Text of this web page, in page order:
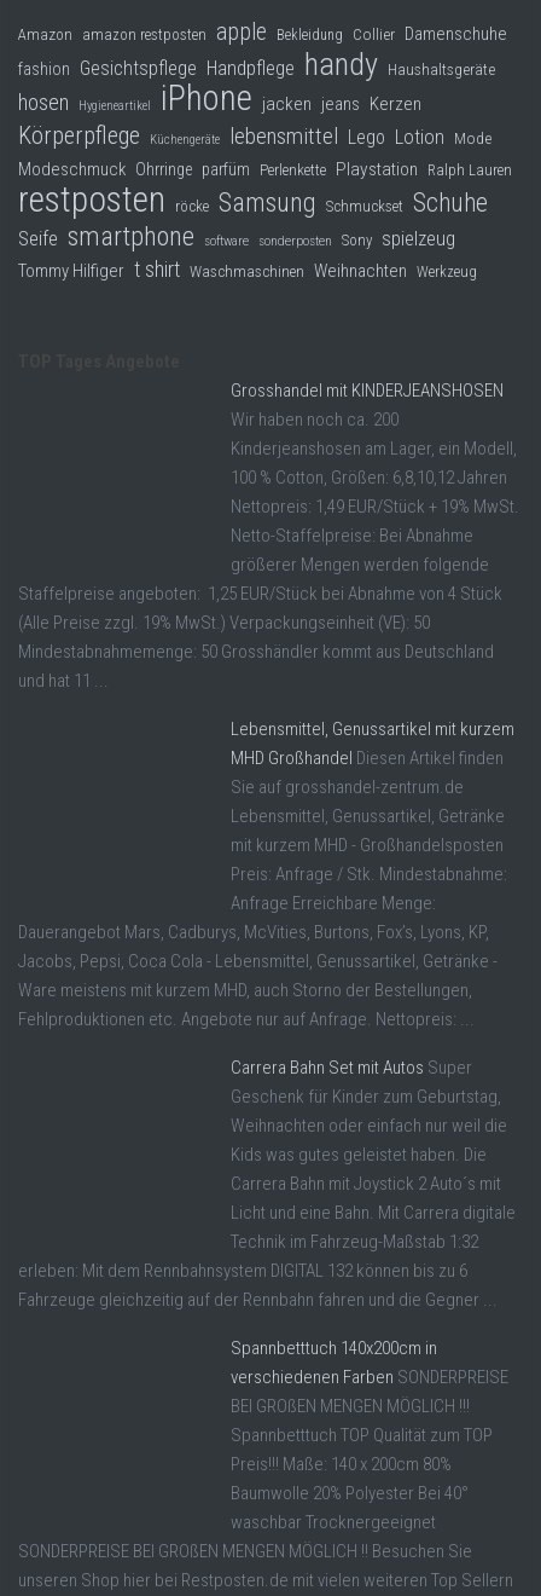
Amazon amazon restposten apple Bekleidung Collier Damenschuhe
fashion Gesichtspflege Handpflege handy Haushaltsgeräte
hosen Hygieneartikel iPhone jacken jeans Kerzen
Körperpflege Küchengeräte lebensmittel Lego Lotion Mode
Modeschmuck Ohrringe parfüm Perlenkette Playstation Ralph Lauren
restposten röcke Samsung Schmuckset Schuhe
Seife smartphone software sonderposten Sony spielzeug
Tommy Hilfiger t shirt Waschmaschinen Weihnachten Werkzeug
Grosshandel mit KINDERJEANSHOSEN
Wir haben noch ca. 200
Kinderjeanshosen am Lager, ein Modell,
100 % Cotton, Größen: 6,8,10,12 Jahren
Nettopreis: 1,49 EUR/Stück + 19% MwSt.
Netto-Staffelpreise: Bei Abnahme
größerer Mengen werden folgende
Staffelpreise angeboten: 1,25 EUR/Stück bei Abnahme von 4 Stück
(Alle Preise zzgl. 19% MwSt.) Verpackungseinheit (VE): 50
Mindestabnahmemenge: 50 Grosshändler kommt aus Deutschland
und hat 11 ...
Lebensmittel, Genussartikel mit kurzem
MHD Großhandel Diesen Artikel finden
Sie auf grosshandel-zentrum.de
Lebensmittel, Genussartikel, Getränke
mit kurzem MHD - Großhandelsposten
Preis: Anfrage / Stk. Mindestabnahme:
Anfrage Erreichbare Menge:
Dauerangebot Mars, Cadburys, McVities, Burtons, Fox’s, Lyons, KP,
Jacobs, Pepsi, Coca Cola - Lebensmittel, Genussartikel, Getränke -
Ware meistens mit kurzem MHD, auch Storno der Bestellungen,
Fehlproduktionen etc. Angebote nur auf Anfrage. Nettopreis: ...
Carrera Bahn Set mit Autos Super
Geschenk für Kinder zum Geburtstag,
Weihnachten oder einfach nur weil die
Kids was gutes geleistet haben. Die
Carrera Bahn mit Joystick 2 Auto´s mit
Licht und eine Bahn. Mit Carrera digitale
Technik im Fahrzeug-Maßstab 1:32
erleben: Mit dem Rennbahnsystem DIGITAL 132 können bis zu 6
Fahrzeuge gleichzeitig auf der Rennbahn fahren und die Gegner ...
Spannbetttuch 140x200cm in
verschiedenen Farben SONDERPREISE
BEI GROßEN MENGEN MÖGLICH !!!
Spannbetttuch TOP Qualität zum TOP
Preis!!! Maße: 140 x 200cm 80%
Baumwolle 20% Polyester Bei 40°
waschbar Trocknergeeignet
SONDERPREISE BEI GROßEN MENGEN MÖGLICH !! Besuchen Sie
unseren Shop hier bei Restposten.de mit vielen weiteren Top Sellern